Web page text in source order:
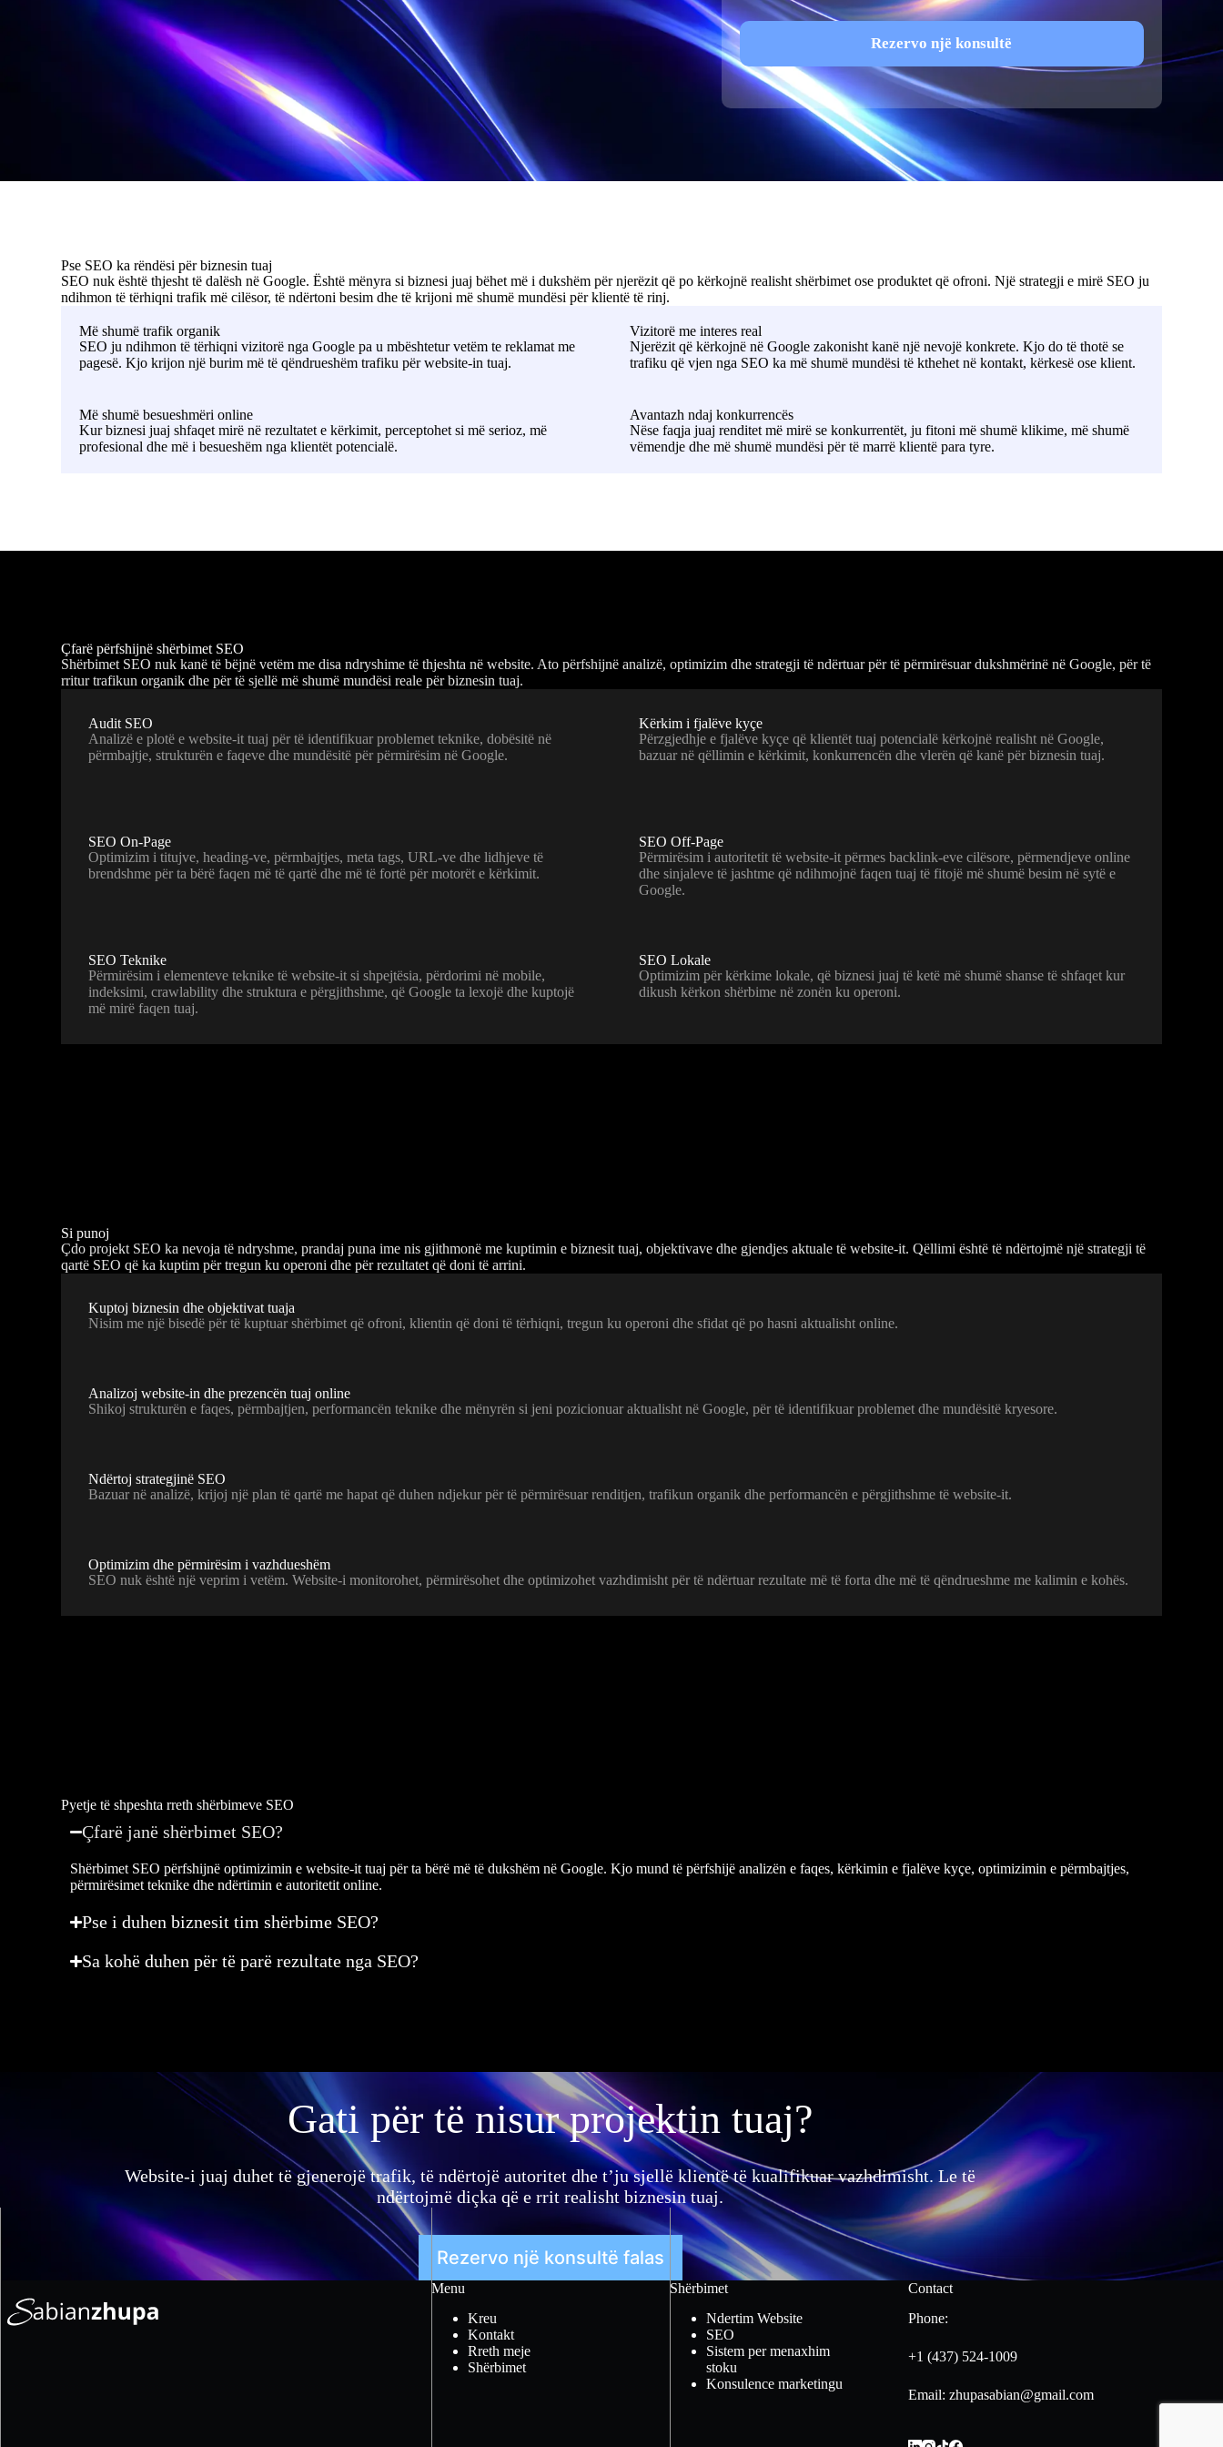
e
(
o
p
t
l
i
C
i
l
i
*
l
i
s
h
ë
j
e
r
s
o
n
*
Rezervo një konsultë
Pse SEO ka rëndësi për biznesin tuaj
SEO nuk është thjesht të dalësh në Google. Është mënyra si biznesi juaj bëhet më i dukshëm për njerëzit që po kërkojnë realisht shërbimet ose produktet që ofroni. Një strategji e mirë SEO ju
ndihmon të tërhiqni trafik më cilësor, të ndërtoni besim dhe të krijoni më shumë mundësi për klientë të rinj.
Më shumë trafik organik
SEO ju ndihmon të tërhiqni vizitorë nga Google pa u mbështetur vetëm te reklamat me
pagesë. Kjo krijon një burim më të qëndrueshëm trafiku për website-in tuaj.
Vizitorë me interes real
Njerëzit që kërkojnë në Google zakonisht kanë një nevojë konkrete. Kjo do të thotë se
trafiku që vjen nga SEO ka më shumë mundësi të kthehet në kontakt, kërkesë ose klient.
Më shumë besueshmëri online
Kur biznesi juaj shfaqet mirë në rezultatet e kërkimit, perceptohet si më serioz, më
profesional dhe më i besueshëm nga klientët potencialë.
Avantazh ndaj konkurrencës
Nëse faqja juaj renditet më mirë se konkurrentët, ju fitoni më shumë klikime, më shumë
vëmendje dhe më shumë mundësi për të marrë klientë para tyre.
Çfarë përfshijnë shërbimet SEO
Shërbimet SEO nuk kanë të bëjnë vetëm me disa ndryshime të thjeshta në website. Ato përfshijnë analizë, optimizim dhe strategji të ndërtuar për të përmirësuar dukshmërinë në Google, për të
rritur trafikun organik dhe për të sjellë më shumë mundësi reale për biznesin tuaj.
Audit SEO
Analizë e plotë e website-it tuaj për të identifikuar problemet teknike, dobësitë në
përmbajtje, strukturën e faqeve dhe mundësitë për përmirësim në Google.
Kërkim i fjalëve kyçe
Përzgjedhje e fjalëve kyçe që klientët tuaj potencialë kërkojnë realisht në Google,
bazuar në qëllimin e kërkimit, konkurrencën dhe vlerën që kanë për biznesin tuaj.
SEO On-Page
Optimizim i titujve, heading-ve, përmbajtjes, meta tags, URL-ve dhe lidhjeve të
brendshme për ta bërë faqen më të qartë dhe më të fortë për motorët e kërkimit.
SEO Off-Page
Përmirësim i autoritetit të website-it përmes backlink-eve cilësore, përmendjeve online
dhe sinjaleve të jashtme që ndihmojnë faqen tuaj të fitojë më shumë besim në sytë e
Google.
SEO Teknike
Përmirësim i elementeve teknike të website-it si shpejtësia, përdorimi në mobile,
indeksimi, crawlability dhe struktura e përgjithshme, që Google ta lexojë dhe kuptojë
më mirë faqen tuaj.
SEO Lokale
Optimizim për kërkime lokale, që biznesi juaj të ketë më shumë shanse të shfaqet kur
dikush kërkon shërbime në zonën ku operoni.
Si punoj
Çdo projekt SEO ka nevoja të ndryshme, prandaj puna ime nis gjithmonë me kuptimin e biznesit tuaj, objektivave dhe gjendjes aktuale të website-it. Qëllimi është të ndërtojmë një strategji të
qartë SEO që ka kuptim për tregun ku operoni dhe për rezultatet që doni të arrini.
Kuptoj biznesin dhe objektivat tuaja
Nisim me një bisedë për të kuptuar shërbimet që ofroni, klientin që doni të tërhiqni, tregun ku operoni dhe sfidat që po hasni aktualisht online.
Analizoj website-in dhe prezencën tuaj online
Shikoj strukturën e faqes, përmbajtjen, performancën teknike dhe mënyrën si jeni pozicionuar aktualisht në Google, për të identifikuar problemet dhe mundësitë kryesore.
Ndërtoj strategjinë SEO
Bazuar në analizë, krijoj një plan të qartë me hapat që duhen ndjekur për të përmirësuar renditjen, trafikun organik dhe performancën e përgjithshme të website-it.
Optimizim dhe përmirësim i vazhdueshëm
SEO nuk është një veprim i vetëm. Website-i monitorohet, përmirësohet dhe optimizohet vazhdimisht për të ndërtuar rezultate më të forta dhe më të qëndrueshme me kalimin e kohës.
Pyetje të shpeshta rreth shërbimeve SEO
Çfarë janë shërbimet SEO?
Shërbimet SEO përfshijnë optimizimin e website-it tuaj për ta bërë më të dukshëm në Google. Kjo mund të përfshijë analizën e faqes, kërkimin e fjalëve kyçe, optimizimin e përmbajtjes,
përmirësimet teknike dhe ndërtimin e autoritetit online.
Pse i duhen biznesit tim shërbime SEO?
Sa kohë duhen për të parë rezultate nga SEO?
Gati për të nisur projektin tuaj?
Website-i juaj duhet të gjenerojë trafik, të ndërtojë autoritet dhe t’ju sjellë klientë të kualifikuar vazhdimisht. Le të
ndërtojmë diçka që e rrit realisht biznesin tuaj.
Rezervo një konsultë falas
Menu
Kreu
Kontakt
Rreth meje
Shërbimet
Shërbimet
Ndertim Website
SEO
Sistem per menaxhim
stoku
Konsulence marketingu
Contact
Phone:
+1 (437) 524-1009
Email: zhupasabian@gmail.com